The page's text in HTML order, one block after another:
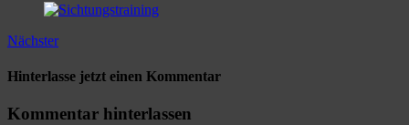
Nächster
Hinterlasse jetzt einen Kommentar
Kommentar hinterlassen